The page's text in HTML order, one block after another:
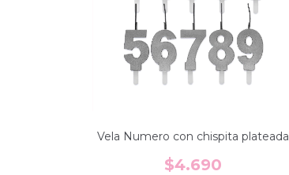
Vela Numero con chispita plateada
$4.690